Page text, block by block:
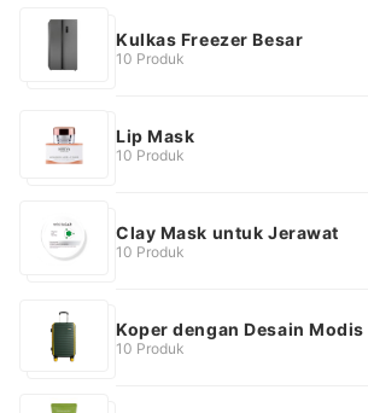
Kulkas Freezer Besar
10 Produk
Lip Mask
10 Produk
Clay Mask untuk Jerawat
10 Produk
Koper dengan Desain Modis
10 Produk